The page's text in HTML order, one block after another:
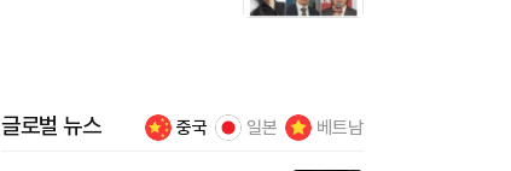
글로벌 뉴스 중국 일본 베트남